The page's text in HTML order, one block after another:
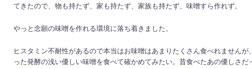
てきたので、物も持たず、家も持たず、家族も持たず、味噌すら作れず。
やっと念願の味噌を作れる環境に落ち着きました。
ヒスタミン不耐性があるので本当はお味噌はあまりたくさん食べれません
った発酵の浅い優しい味噌を食べて確かめてみたい。昔食べたあの優しさだ